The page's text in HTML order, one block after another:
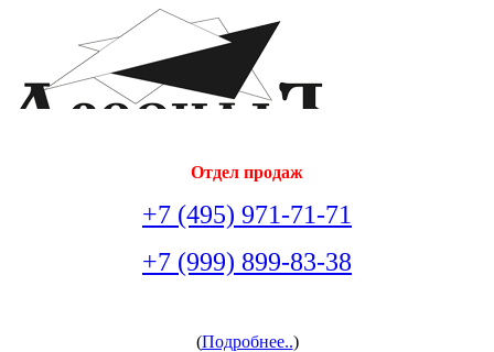
Отдел продаж
+7 (495) 971-71-71
+7 (999) 899-83-38
(Подробнее..)